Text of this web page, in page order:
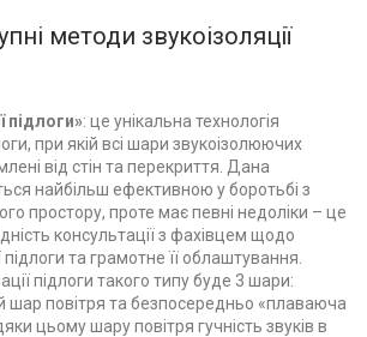
методи звукоізоляції
підлоги»: це унікальна технологія
при якій всі шари звукоізолюючих
від стін та перекриття. Дана
найбільш ефективною у боротьбі з
простору, проте має певні недоліки – це
консультації з фахівцем щодо
підлоги та грамотне її облаштування.
підлоги такого типу буде 3 шари:
шар повітря та безпосередньо «плаваюча
цьому шару повітря гучність звуків в